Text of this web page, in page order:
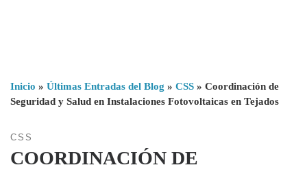
Inicio » Últimas Entradas del Blog » CSS » Coordinación de
Seguridad y Salud en Instalaciones Fotovoltaicas en Tejados
CSS
COORDINACIÓN DE